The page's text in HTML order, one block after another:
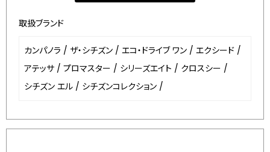
取扱ブランド
カンパノラ / ザ・シチズン / エコ・ドライブ ワン / エクシード /
アテッサ / プロマスター / シリーズエイト / クロスシー /
シチズン エル / シチズンコレクション /